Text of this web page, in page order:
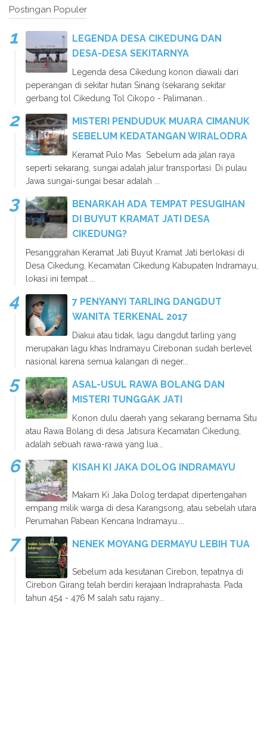
Postingan Populer
LEGENDA DESA CIKEDUNG DAN
DESA-DESA SEKITARNYA
Legenda desa Cikedung konon diawali dari
peperangan di sekitar hutan Sinang (sekarang sekitar
gerbang tol Cikedung Tol Cikopo - Palimanan...
MISTERI PENDUDUK MUARA CIMANUK
SEBELUM KEDATANGAN WIRALODRA
Keramat Pulo Mas Sebelum ada jalan raya
seperti sekarang, sungai adalah jalur transportasi. Di pulau
Jawa sungai-sungai besar adalah ...
BENARKAH ADA TEMPAT PESUGIHAN
DI BUYUT KRAMAT JATI DESA
CIKEDUNG?
Pesanggrahan Keramat Jati Buyut Kramat Jati berlokasi di
Desa Cikedung, Kecamatan Cikedung Kabupaten Indramayu,
lokasi ini tempat ...
7 PENYANYI TARLING DANGDUT
WANITA TERKENAL 2017
Diakui atau tidak, lagu dangdut tarling yang
merupakan lagu khas Indramayu Cirebonan sudah berlevel
nasional karena semua kalangan di neger...
ASAL-USUL RAWA BOLANG DAN
MISTERI TUNGGAK JATI
Konon dulu daerah yang sekarang bernama Situ
atau Rawa Bolang di desa Jatisura Kecamatan Cikedung,
adalah sebuah rawa-rawa yang lua...
KISAH KI JAKA DOLOG INDRAMAYU
Makam Ki Jaka Dolog terdapat dipertengahan
empang milik warga di desa Karangsong, atau sebelah utara
Perumahan Pabean Kencana Indramayu....
NENEK MOYANG DERMAYU LEBIH TUA
Sebelum ada kesutanan Cirebon, tepatnya di
Cirebon Girang telah berdiri kerajaan Indraprahasta. Pada
tahun 454 - 476 M salah satu rajany...